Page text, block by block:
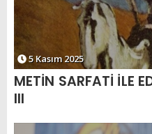
5 Kasım 2025
METİN SARFATİ İLE
III